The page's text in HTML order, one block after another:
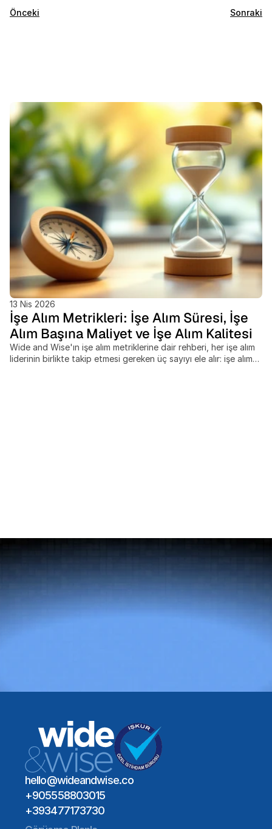
Önceki Sonraki
13 Nis 2026
İşe Alım Metrikleri: İşe Alım Süresi, İşe
Alım Başına Maliyet ve İşe Alım Kalitesi
Wide and Wise'ın işe alım metriklerine dair rehberi, her işe alım
liderinin birlikte takip etmesi gereken üç sayıyı ele alır: işe alım
Doğru
Bir Toplantı Planlayın
hello@wideandwise.co
+905558803015
+393477173730